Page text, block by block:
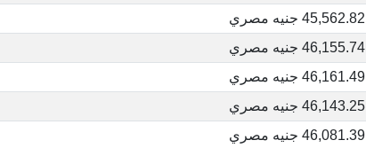
45,562.82 جنيه مصري
46,155.74 جنيه مصري
46,161.49 جنيه مصري
46,143.25 جنيه مصري
46,081.39 جنيه مصري